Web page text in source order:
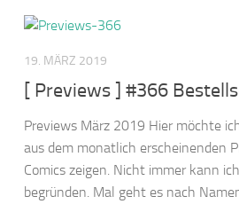
19. MÄRZ 2019
[ Previews ] #366
Previews März 2019 Hier möchte
aus dem monatlich erscheinenden
Comics zeigen. Nicht immer kann
begründen. Mal geht es nach